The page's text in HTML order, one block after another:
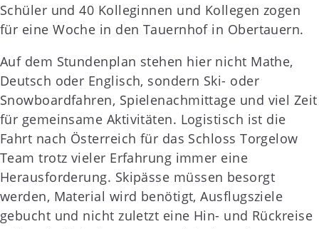
Schüler und 40 Kolleginnen und Kollegen zogen
für eine Woche in den Tauernhof in Obertauern.
Auf dem Stundenplan stehen hier nicht Mathe,
Deutsch oder Englisch, sondern Ski- oder
Snowboardfahren, Spielenachmittage und viel Zeit
für gemeinsame Aktivitäten. Logistisch ist die
Fahrt nach Österreich für das Schloss Torgelow
Team trotz vieler Erfahrung immer eine
Herausforderung. Skipässe müssen besorgt
werden, Material wird benötigt, Ausflugsziele
gebucht und nicht zuletzt eine Hin- und Rückreise